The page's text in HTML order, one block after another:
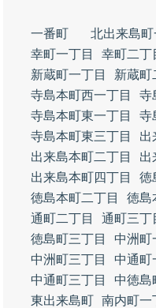
一番町 北出来島町
幸町一丁目
幸町二丁
新蔵町一丁目
新蔵町
寺島本町西一丁目
寺
寺島本町東一丁目
寺
寺島本町東三丁目
出
出来島本町二丁目
出
出来島本町四丁目
徳
徳島本町二丁目
徳島
通町二丁目
通町三丁
徳島町三丁目
中洲町
中洲町三丁目
中通町
中通町三丁目
中徳島
東出来島町 南内町一